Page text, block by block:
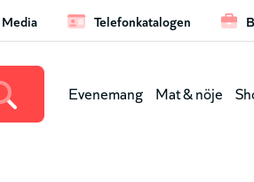
Media Telefonkatalogen
Evenemang Mat & nöje